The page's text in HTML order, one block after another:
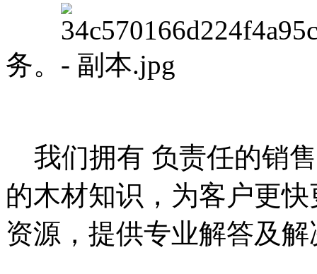
务。
我们拥有 负责任的销
的木材知识，为客户更
资源，提供专业解答及